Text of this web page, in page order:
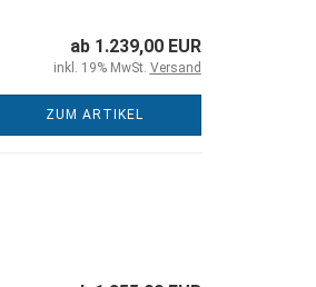
ab 1.239,00 EUR
inkl. 19% MwSt. Versand
ZUM ARTIKEL